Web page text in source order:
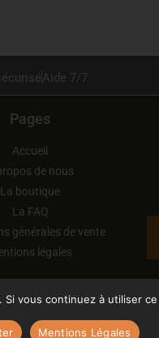
Aide 7/7
Pages
Accueil
de nous
La boutique
La FAQ
générales de vente
légales
vous continuez à utiliser
Mentions Légales